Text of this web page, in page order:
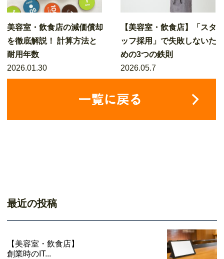
美容室・飲食店の減価償却
を徹底解説！ 計算方法と
耐用年数
2026.01.30
【美容室・飲食店】「スタ
ッフ採用」で失敗しないた
めの3つの鉄則
2026.05.7
最近の投稿
【美容室・飲食店】
創業時のIT...